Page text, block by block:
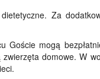
Za
Goście mogą
domowe. W